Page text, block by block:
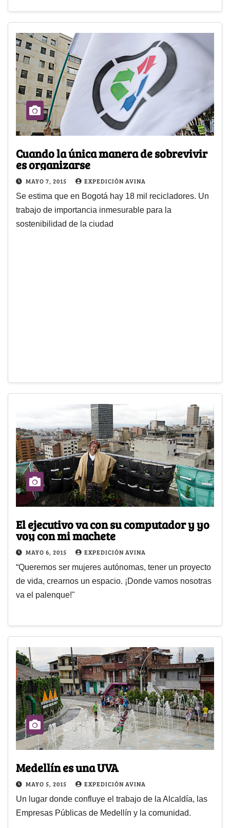
Cuando la única manera de sobrevivir
es organizarse
MAYO 7, 2015 EXPEDICIÓN AVINA
Se estima que en Bogotá hay 18 mil recicladores. Un
trabajo de importancia inmesurable para la
sostenibilidad de la ciudad
El ejecutivo va con su computador y yo
voy con mi machete
MAYO 6, 2015 EXPEDICIÓN AVINA
“Queremos ser mujeres autónomas, tener un proyecto
de vida, crearnos un espacio. ¡Donde vamos nosotras
va el palenque!"
Medellín es una UVA
MAYO 5, 2015 EXPEDICIÓN AVINA
Un lugar donde confluye el trabajo de la Alcaldía, las
Empresas Públicas de Medellín y la comunidad.